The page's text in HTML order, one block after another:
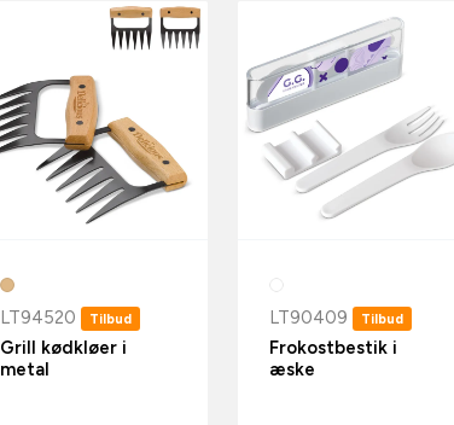
LT94520 Tilbud
Grill kødkløer i
metal
LT90409 Tilbud
Frokostbestik i
æske